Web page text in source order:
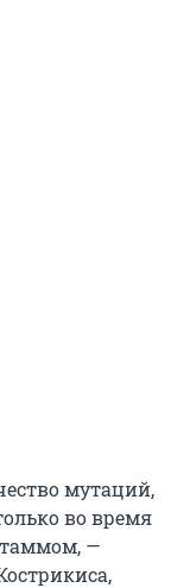
мутаций,
во время
—